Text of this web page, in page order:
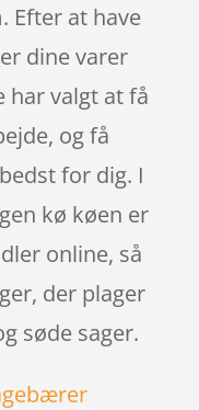
Efter at have
dine varer
har valgt at få
og få
for dig. I
kø køen er
online, så
der plager
søde sager.